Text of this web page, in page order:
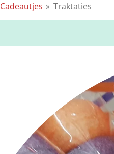
Cadeautjes » Traktaties